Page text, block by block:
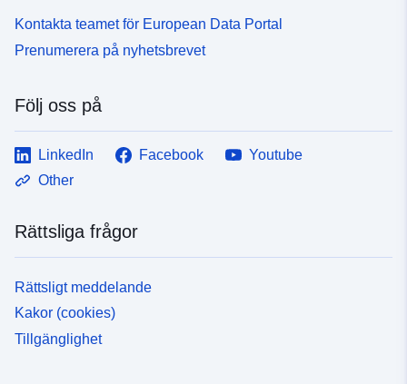
Kontakta teamet för European Data Portal
Prenumerera på nyhetsbrevet
Följ oss på
LinkedIn Facebook
Youtube
Other
Rättsliga frågor
Rättsligt meddelande
Kakor (cookies)
Tillgänglighet